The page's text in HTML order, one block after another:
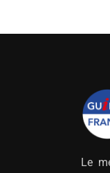
Le